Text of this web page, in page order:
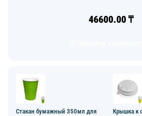
46600.00₸
Стакан бумажный 350мл для
Крышка к